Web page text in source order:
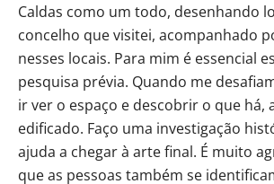
Caldas como um todo, desenhando
concelho que visitei, acompanhado
nesses locais. Para mim é essencial
pesquisa prévia. Quando me
ir ver o espaço e descobrir o que há,
edificado. Faço uma investigação
ajuda a chegar à arte final. É muito
que as pessoas também se